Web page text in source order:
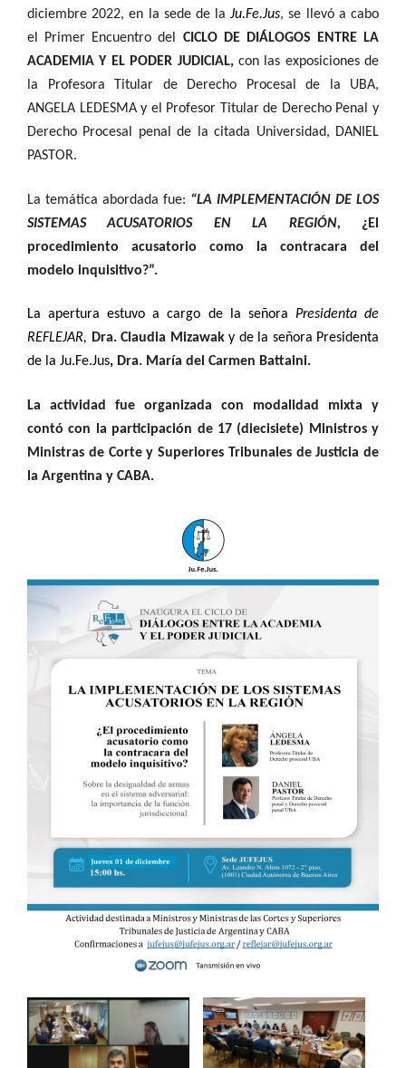
diciembre 2022, en la sede de laJu.Fe.Jus, se llevó a cabo
el Primer Encuentro del CICLO DE DIÁLOGOS ENTRE LA
ACADEMIA Y EL PODER JUDICIAL, con las exposiciones de
la Profesora Titular de Derecho Procesal de la UBA,
ANGELA LEDESMA y el Profesor Titular de Derecho Penal y
Derecho Procesal penal de la citada Universidad, DANIEL
PASTOR.
La temática abordada fue: “LA IMPLEMENTACIÓN DE LOS
SISTEMAS ACUSATORIOS EN LA REGIÓN, ¿El
procedimiento acusatorio como la contracara del
modelo inquisitivo?”.
La apertura estuvo a cargo de la señora Presidenta de
REFLEJAR, Dra. Claudia Mizawak y de la señora Presidenta
de la Ju.Fe.Jus, Dra. María del Carmen Battaini.
La actividad fue organizada con modalidad mixta y
contó con la participación de 17 (diecisiete)
Ministros y
Ministras de Corte y Superiores Tribunales de Justicia de
la Argentina y CABA.